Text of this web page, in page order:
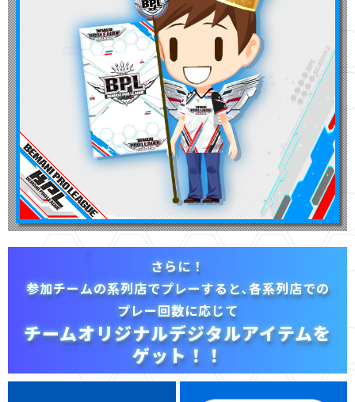
さらに！
参加チームの系列店でプレーすると､各系列店での
プレー回数に応じて
チームオリジナルデジタルアイテムを
ゲット！！